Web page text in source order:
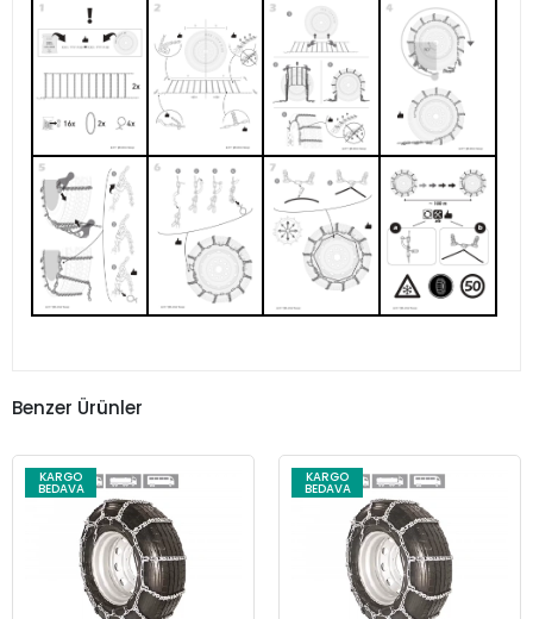
Benzer Ürünler
KARGO
BEDAVA
KARGO
BEDAVA